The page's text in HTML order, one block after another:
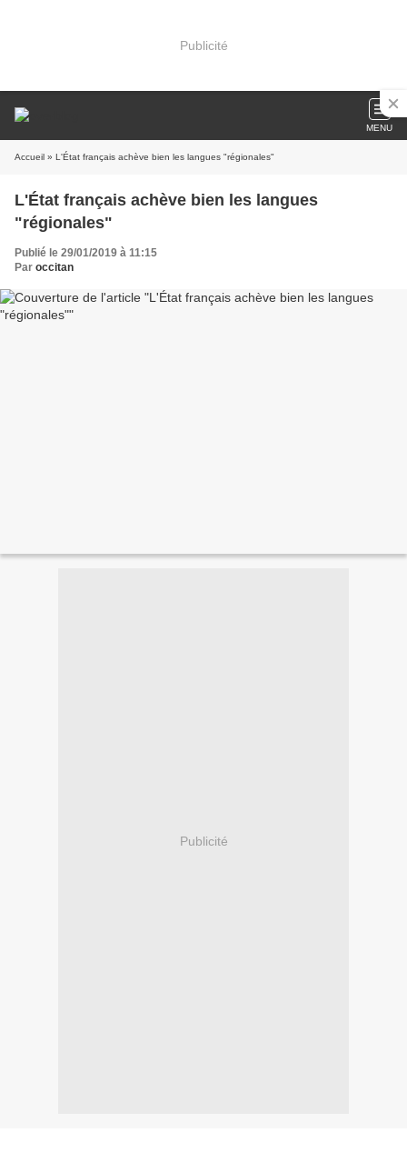
Publicité
MENU
Accueil » L'État français achève bien les langues "régionales"
L'État français achève bien les langues
"régionales"
Publié le 29/01/2019 à 11:15
Par occitan
Publicité